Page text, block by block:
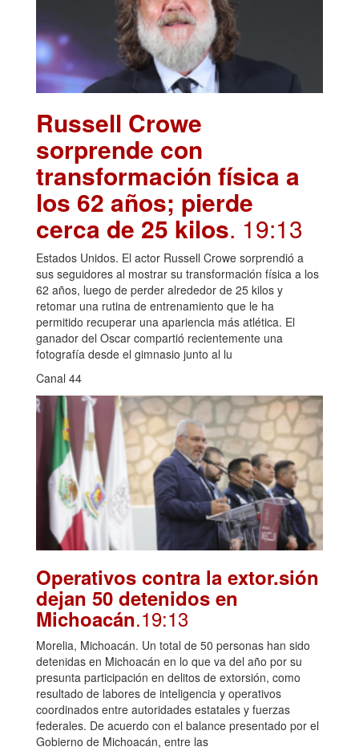
Russell Crowe
sorprende con
transformación física a
los 62 años; pierde
cerca de 25 kilos. 19:13
Estados Unidos. El actor Russell Crowe sorprendió a
sus seguidores al mostrar su transformación física a los
62 años, luego de perder alrededor de 25 kilos y
retomar una rutina de entrenamiento que le ha
permitido recuperar una apariencia más atlética. El
ganador del Oscar compartió recientemente una
fotografía desde el gimnasio junto al lu
Canal 44
Operativos contra la extor.sión
dejan 50 detenidos en
Michoacán.19:13
Morelia, Michoacán. Un total de 50 personas han sido
detenidas en Michoacán en lo que va del año por su
presunta participación en delitos de extorsión, como
resultado de labores de inteligencia y operativos
coordinados entre autoridades estatales y fuerzas
federales. De acuerdo con el balance presentado por el
Gobierno de Michoacán, entre las